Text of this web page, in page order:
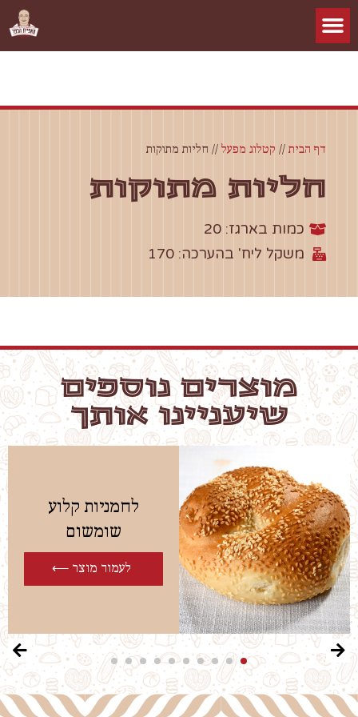
דף הבית // קטלוג מפעל // חליות מתוקות
חליות מתוקות
כמות בארגז: 20
משקל ליח' בהערכה: 170
מוצרים נוספים
שיעניינו אותך
לחמניות קלוע
שומשום
לעמוד מוצר ⟵